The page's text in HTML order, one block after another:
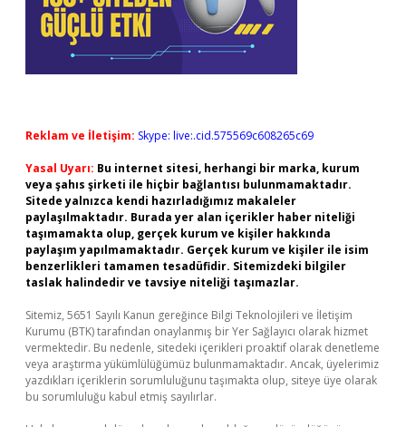
Reklam ve İletişim: Skype: live:.cid.575569c608265c69
Yasal Uyarı: Bu internet sitesi, herhangi bir marka, kurum
veya şahıs şirketi ile hiçbir bağlantısı bulunmamaktadır.
Sitede yalnızca kendi hazırladığımız makaleler
paylaşılmaktadır. Burada yer alan içerikler haber niteliği
taşımamakta olup, gerçek kurum ve kişiler hakkında
paylaşım yapılmamaktadır. Gerçek kurum ve kişiler ile isim
benzerlikleri tamamen tesadüfidir. Sitemizdeki bilgiler
taslak halindedir ve tavsiye niteliği taşımazlar.
Sitemiz, 5651 Sayılı Kanun gereğince Bilgi Teknolojileri ve İletişim
Kurumu (BTK) tarafından onaylanmış bir Yer Sağlayıcı olarak hizmet
vermektedir. Bu nedenle, sitedeki içerikleri proaktif olarak denetleme
veya araştırma yükümlülüğümüz bulunmamaktadır. Ancak, üyelerimiz
yazdıkları içeriklerin sorumluluğunu taşımakta olup, siteye üye olarak
bu sorumluluğu kabul etmiş sayılırlar.